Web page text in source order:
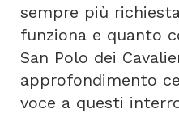
sempre più
funziona e quanto
San Polo dei
approfondimento
voce a questi